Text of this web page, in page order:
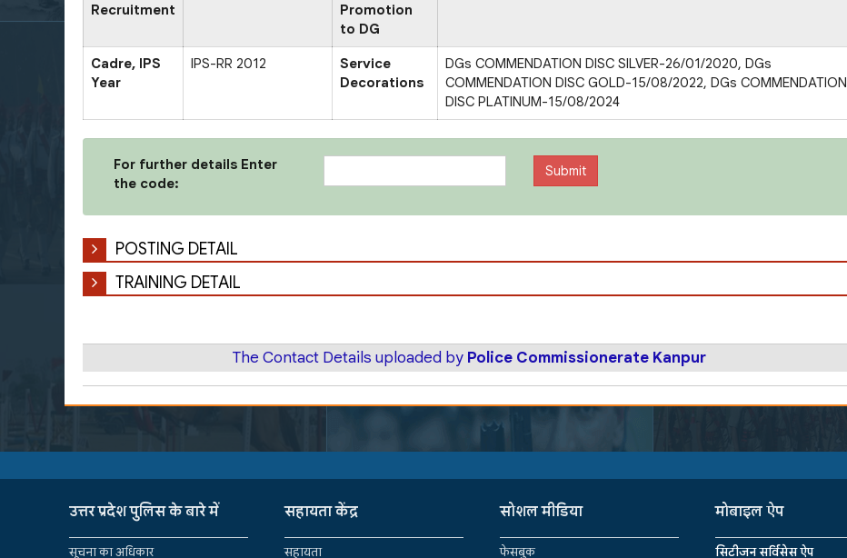
Recruitment
Promotion
to DG
Cadre, IPS
Year
IPS-RR 2012
Service
Decorations
DGs COMMENDATION DISC SILVER-26/01/2020, DGs
COMMENDATION DISC GOLD-15/08/2022, DGs COMMENDATION
DISC PLATINUM-15/08/2024
For further details Enter
the code:
POSTING DETAIL
TRAINING DETAIL
The Contact Details uploaded by Police Commissionerate Kanpur
उत्तर प्रदेश पुलिस के बारे में
सूचना का अधिकार
सहायता केंद्र
सहायता
सोशल मीडिया
फेसबुक
मोबाइल ऐप
सिटीजन सर्विसेस ऐप